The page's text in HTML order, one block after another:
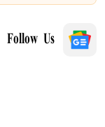
Follow Us